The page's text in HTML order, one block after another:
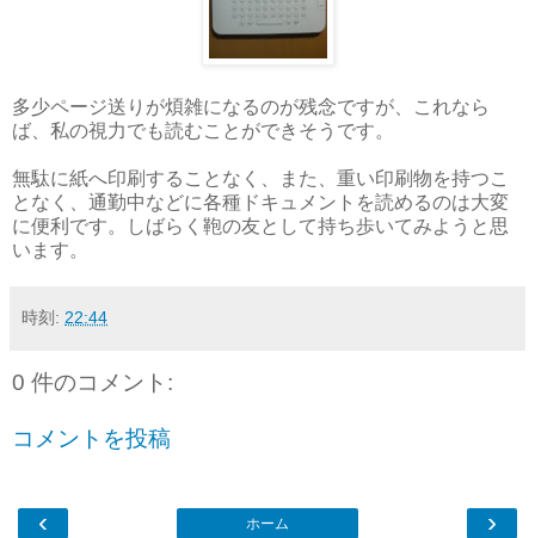
多少ページ送りが煩雑になるのが残念ですが、これなら
ば、私の視力でも読むことができそうです。
無駄に紙へ印刷することなく、また、重い印刷物を持つこ
となく、通勤中などに各種ドキュメントを読めるのは大変
に便利です。しばらく鞄の友として持ち歩いてみようと思
います。
時刻: 22:44
0 件のコメント:
コメントを投稿
‹ ›
ホーム